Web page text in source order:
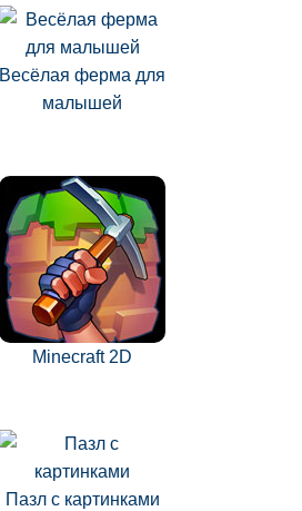
Весёлая ферма для
малышей
Minecraft 2D
Пазл с картинками